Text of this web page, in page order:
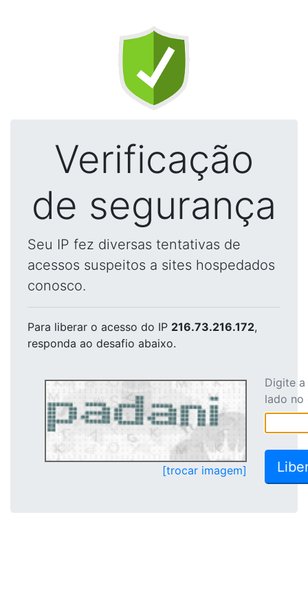
Verificação
de segurança
Seu IP fez diversas tentativas de
acessos suspeitos a sites hospedados
conosco.
Para liberar o acesso do IP 216.73.216.172,
responda ao desafio abaixo.
[trocar imagem]
Digite
lado no